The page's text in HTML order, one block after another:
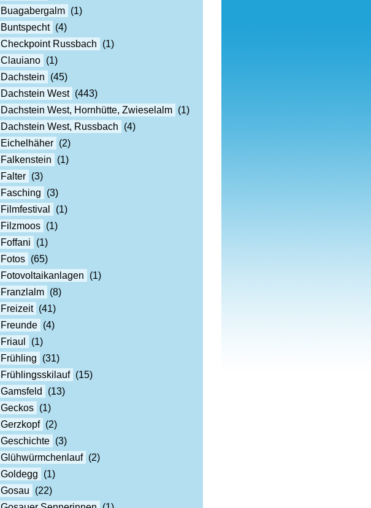
Buagabergalm (1)
Buntspecht (4)
Checkpoint Russbach
(1)
Clauiano (1)
Dachstein
(45)
Dachstein West (443)
Dachstein West, Hornhütte, Zwieselalm (1)
Dachstein West, Russbach
(4)
Eichelhäher (2)
Falkenstein
(1)
Falter (3)
Fasching
(3)
Filmfestival
(1)
Filzmoos (1)
Foffani
(1)
Fotos (65)
Fotovoltaikanlagen
(1)
Franzlalm (8)
Freizeit (41)
Freunde (4)
Friaul
(1)
Frühling
(31)
Frühlingsskilauf (15)
Gamsfeld
(13)
Geckos (1)
Gerzkopf (2)
Geschichte (3)
Glühwürmchenlauf (2)
Goldegg
(1)
Gosau
(22)